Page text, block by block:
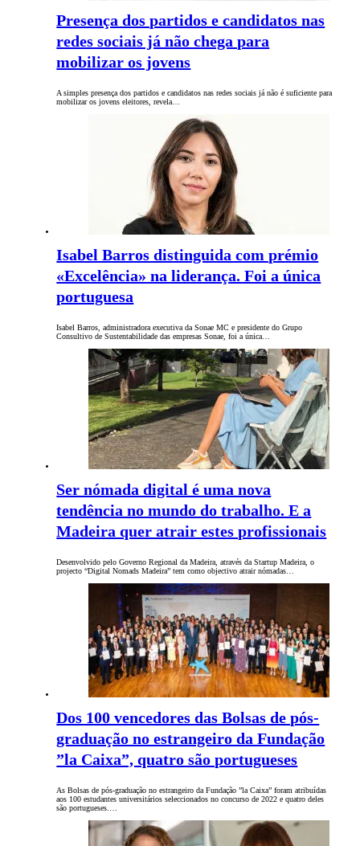
Presença dos partidos e candidatos nas
redes sociais já não chega para
mobilizar os jovens
A simples presença dos partidos e candidatos nas redes sociais já não é suficiente para
mobilizar os jovens eleitores, revela…
Isabel Barros distinguida com prémio
«Excelência» na liderança. Foi a única
portuguesa
Isabel Barros, administradora executiva da Sonae MC e presidente do Grupo
Consultivo de Sustentabilidade das empresas Sonae, foi a única…
Ser nómada digital é uma nova
tendência no mundo do trabalho. E a
Madeira quer atrair estes profissionais
Desenvolvido pelo Governo Regional da Madeira, através da Startup Madeira, o
projecto “Digital Nomads Madeira” tem como objectivo atrair nómadas…
Dos 100 vencedores das Bolsas de pós-
graduação no estrangeiro da Fundação
”la Caixa”, quatro são portugueses
As Bolsas de pós-graduação no estrangeiro da Fundação ”la Caixa” foram atribuídas
aos 100 estudantes universitários seleccionados no concurso de 2022 e quatro deles
são portugueses.…